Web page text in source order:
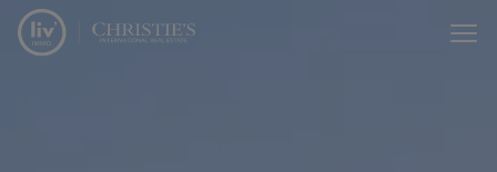
Passer le menu et aller au contenu